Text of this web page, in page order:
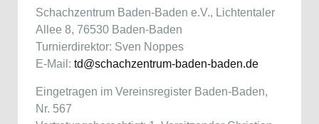
Schachzentrum Baden-Baden e.V., Lichtentaler
Allee 8, 76530 Baden-Baden
Turnierdirektor: Sven Noppes
E-Mail: td@schachzentrum-baden-baden.de
Eingetragen im Vereinsregister Baden-Baden,
Nr. 567